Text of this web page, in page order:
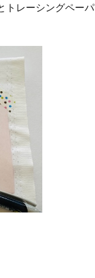
レーシングペー